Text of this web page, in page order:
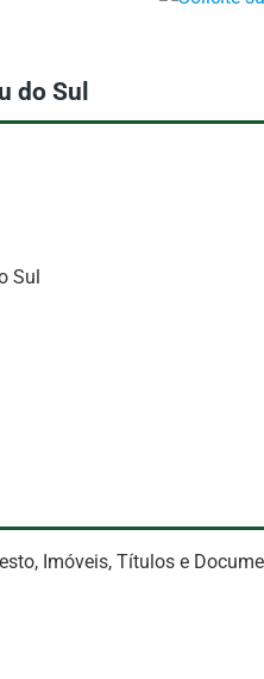
do Sul
Sul
Imóveis, Títulos e